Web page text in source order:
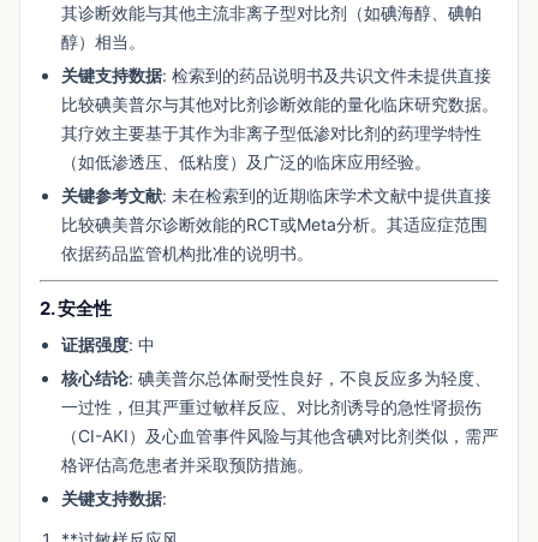
其诊断效能与其他主流非离子型对比剂（如碘海醇、碘帕
醇）相当。
关键支持数据: 检索到的药品说明书及共识文件未提供直接
比较碘美普尔与其他对比剂诊断效能的量化临床研究数据。
其疗效主要基于其作为非离子型低渗对比剂的药理学特性
（如低渗透压、低粘度）及广泛的临床应用经验。
关键参考文献: 未在检索到的近期临床学术文献中提供直接
比较碘美普尔诊断效能的RCT或Meta分析。其适应症范围
依据药品监管机构批准的说明书。
2. 安全性
证据强度: 中
核心结论: 碘美普尔总体耐受性良好，不良反应多为轻度、
一过性，但其严重过敏样反应、对比剂诱导的急性肾损伤
（CI-AKI）及心血管事件风险与其他含碘对比剂类似，需严
格评估高危患者并采取预防措施。
关键支持数据: